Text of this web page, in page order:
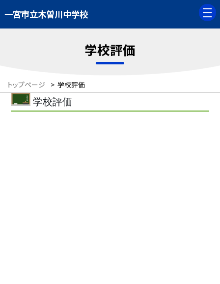
一宮市立木曽川中学校
学校評価
トップページ > 学校評価
学校評価